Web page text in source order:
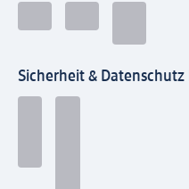
Sicherheit & Datenschutz